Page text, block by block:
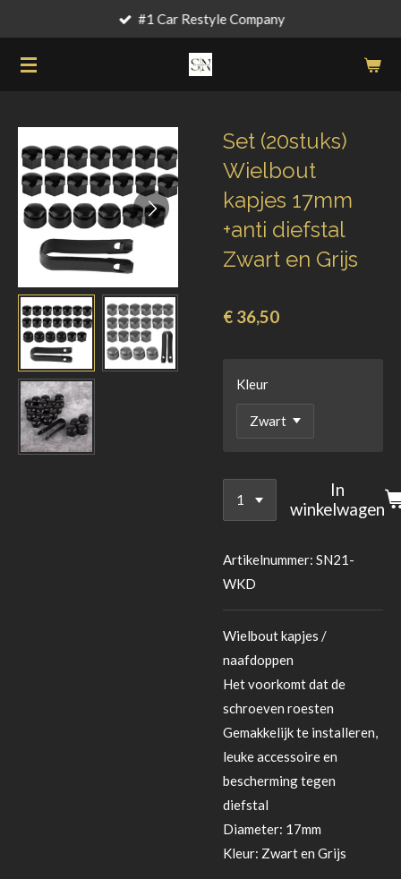
naar
#1 Car Restyle Company
Set (20stuks)
Wielbout
kapjes 17mm
+anti diefstal
Zwart en Grijs
€ 36,50
Kleur
In
winkelwagen
Artikelnummer: SN21-
WKD
Wielbout kapjes /
naafdoppen
Het voorkomt dat de
schroeven roesten
Gemakkelijk te installeren,
leuke accessoire en
bescherming tegen
diefstal
Diameter: 17mm
Kleur: Zwart en Grijs